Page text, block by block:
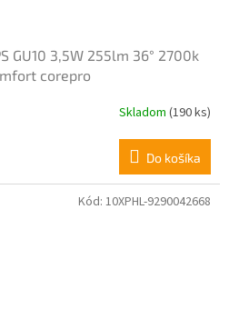
GU10 3,5W 255lm 36° 2700k
corepro
Skladom (190 ks)
Do košíka
Kód: 10XPHL-9290042668